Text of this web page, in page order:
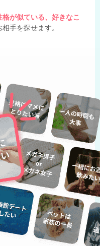
格が似ている、好きなこ
手を探せます。